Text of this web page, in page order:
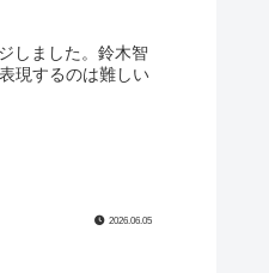
しました。鈴木智
現するのは難しい
2026.06.05